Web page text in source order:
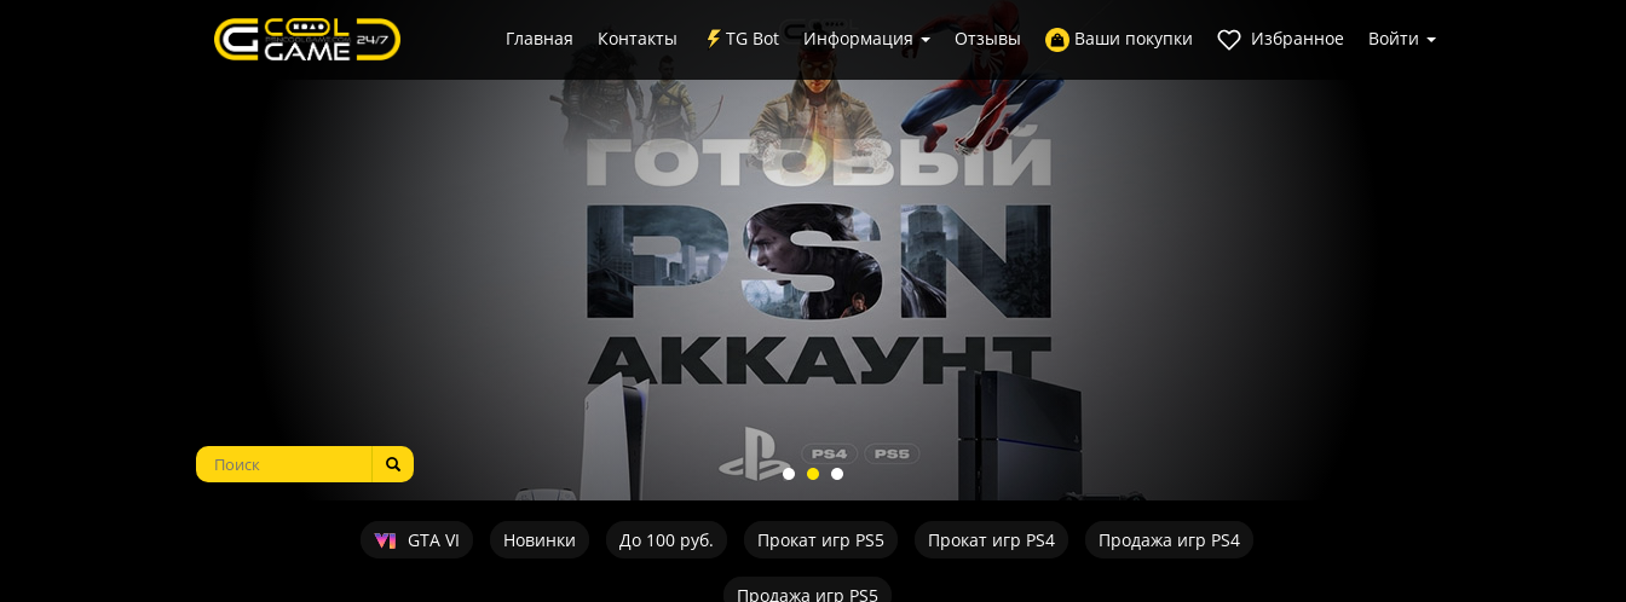
Главная Контакты TG Bot Информация Отзывы Ваши покупки Избранное Войти
GTA VI Новинки До 100 руб. Прокат игр PS5 Прокат игр PS4 Продажа игр PS4
Продажа игр PS5